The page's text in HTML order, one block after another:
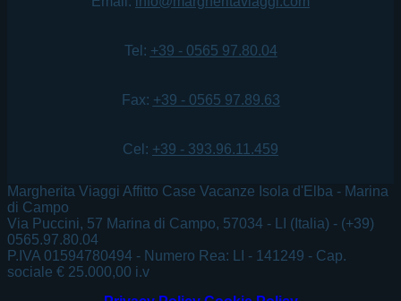
Tel: +39 - 0565 97.80.04
Fax: +39 - 0565 97.89.63
Cel: +39 - 393.96.11.459
Margherita Viaggi Affitto Case Vacanze Isola d'Elba - Marina
di Campo
Via Puccini, 57 Marina di Campo, 57034 - LI (Italia) - (+39)
0565.97.80.04
P.IVA 01594780494 - Numero Rea: LI - 141249 - Cap.
sociale € 25.000,00 i.v